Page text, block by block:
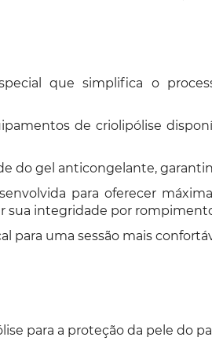
que simplifica o
de criolipólise
do gel anticongelante,
para oferecer
sua integridade por
uma sessão mais
para a proteção da pele do